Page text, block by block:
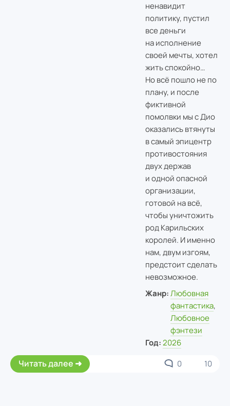
ненавидит
политику, пустил
все деньги
на исполнение
своей мечты, хотел
жить спокойно…
Но всё пошло не по
плану, и после
фиктивной
помолвки мы с Дио
оказались втянуты
в самый эпицентр
противостояния
двух держав
и одной опасной
организации,
готовой на всё,
чтобы уничтожить
род Карильских
королей. И именно
нам, двум изгоям,
предстоит сделать
невозможное.
Жанр: Любовная
фантастика,
Любовное
фэнтези
Год: 2026
Читать далее 0 10